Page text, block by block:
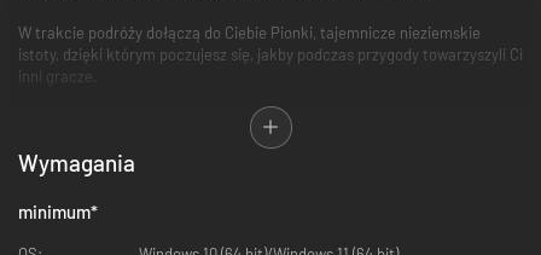
W trakcie podróży dołączą do Ciebie Pionki, tajemnicze nieziemskie
istoty, dzięki którym poczujesz się, jakby podczas przygody towarzyszyli Ci
inni gracze.
Elementy te uzupełnia technologia fizyki, sztucznej inteligencji (SI) i
nowoczesna grafika, dzięki którym świat fantasy Dragon's Dogma 2 jest
niesłychanie realistyczny.
Wymagania
minimum*